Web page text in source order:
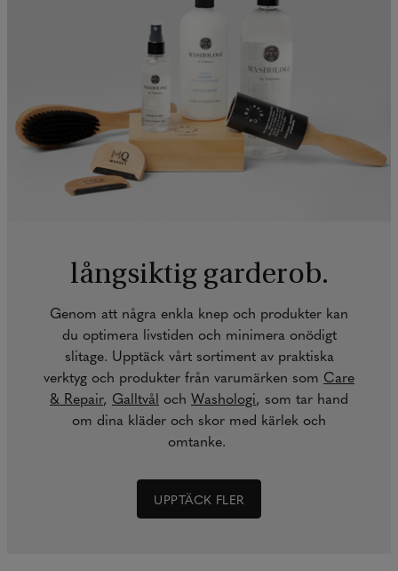
långsiktig garderob.
Genom att några enkla knep och produkter kan
du optimera livstiden och minimera onödigt
slitage. Upptäck vårt sortiment av praktiska
verktyg och produkter från varumärken som Care
& Repair, Galltvål och Washologi, som tar hand
om dina kläder och skor med kärlek och
omtanke.
UPPTÄCK FLER